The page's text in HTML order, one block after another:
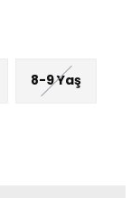
8-9 Yaş